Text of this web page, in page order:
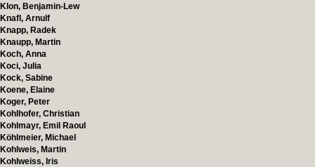
Klon, Benjamin-Lew
Knafl, Arnulf
Knapp, Radek
Knaupp, Martin
Koch, Anna
Koci, Julia
Kock, Sabine
Koene, Elaine
Koger, Peter
Kohlhofer, Christian
Kohlmayr, Emil Raoul
Köhlmeier, Michael
Kohlweis, Martin
Kohlweiss, Iris